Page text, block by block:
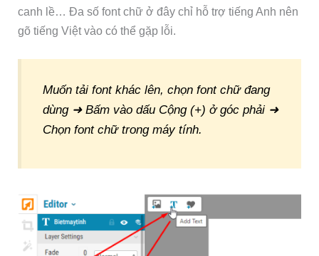
canh lề… Đa số font chữ ở đây chỉ hỗ trợ tiếng Anh nên
gõ tiếng Việt vào có thể gặp lỗi.
Muốn tải font khác lên, chọn font chữ đang
dùng ➜ Bấm vào dấu Cộng (+) ở góc phải ➜
Chọn font chữ trong máy tính.